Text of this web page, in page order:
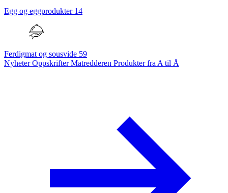
Egg og eggprodukter 14
Ferdigmat og sousvide 59
NyheterOppskrifterMatredderen Produkter fra A til Å